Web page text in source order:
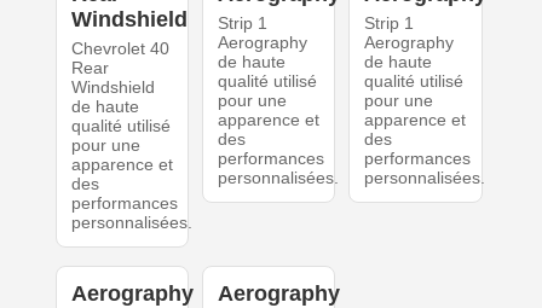
Windshield
Chevrolet 40
Rear
Windshield
de haute
qualité utilisé
pour une
apparence et
des
performances
personnalisées.
Strip 1
Aerography
de haute
qualité utilisé
pour une
apparence et
des
performances
personnalisées.
Strip 1
Aerography
de haute
qualité utilisé
pour une
apparence et
des
performances
personnalisées.
Aerography Aerography